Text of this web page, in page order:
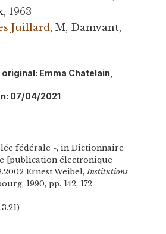
1963
Juillard, M, Damvant,
Emma Chatelain,
07/04/2021
fédérale », in Dictionnaire
[publication électronique
Ernest Weibel, Institutions
1990, pp. 142, 172